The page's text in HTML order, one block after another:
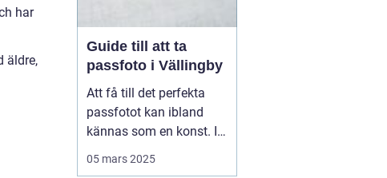
har
äldre,
Guide till att ta
passfoto i Vällingby
Att få till det perfekta
passfotot kan ibland
kännas som en konst. I
05 mars 2025